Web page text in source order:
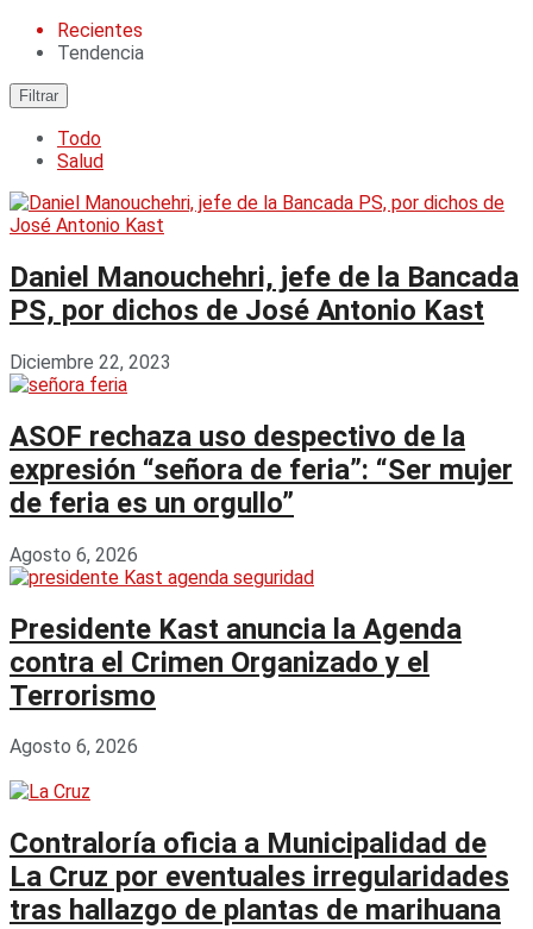
Recientes
Tendencia
Filtrar
Todo
Salud
Daniel Manouchehri, jefe de la Bancada
PS, por dichos de José Antonio Kast
Diciembre 22, 2023
ASOF rechaza uso despectivo de la
expresión “señora de feria”: “Ser mujer
de feria es un orgullo”
Agosto 6, 2026
Presidente Kast anuncia la Agenda
contra el Crimen Organizado y el
Terrorismo
Agosto 6, 2026
Contraloría oficia a Municipalidad de
La Cruz por eventuales irregularidades
tras hallazgo de plantas de marihuana